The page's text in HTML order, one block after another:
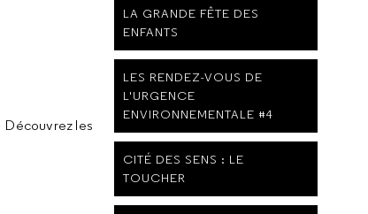
Découvrez les
LA GRANDE FÊTE DES
ENFANTS
LES RENDEZ-VOUS DE
L'URGENCE
ENVIRONNEMENTALE #4
CITÉ DES SENS : LE
TOUCHER